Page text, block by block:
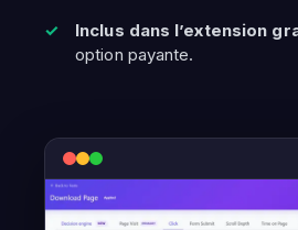
Inclus dans l’extension
option payante.